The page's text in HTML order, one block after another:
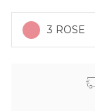
3 ROSE